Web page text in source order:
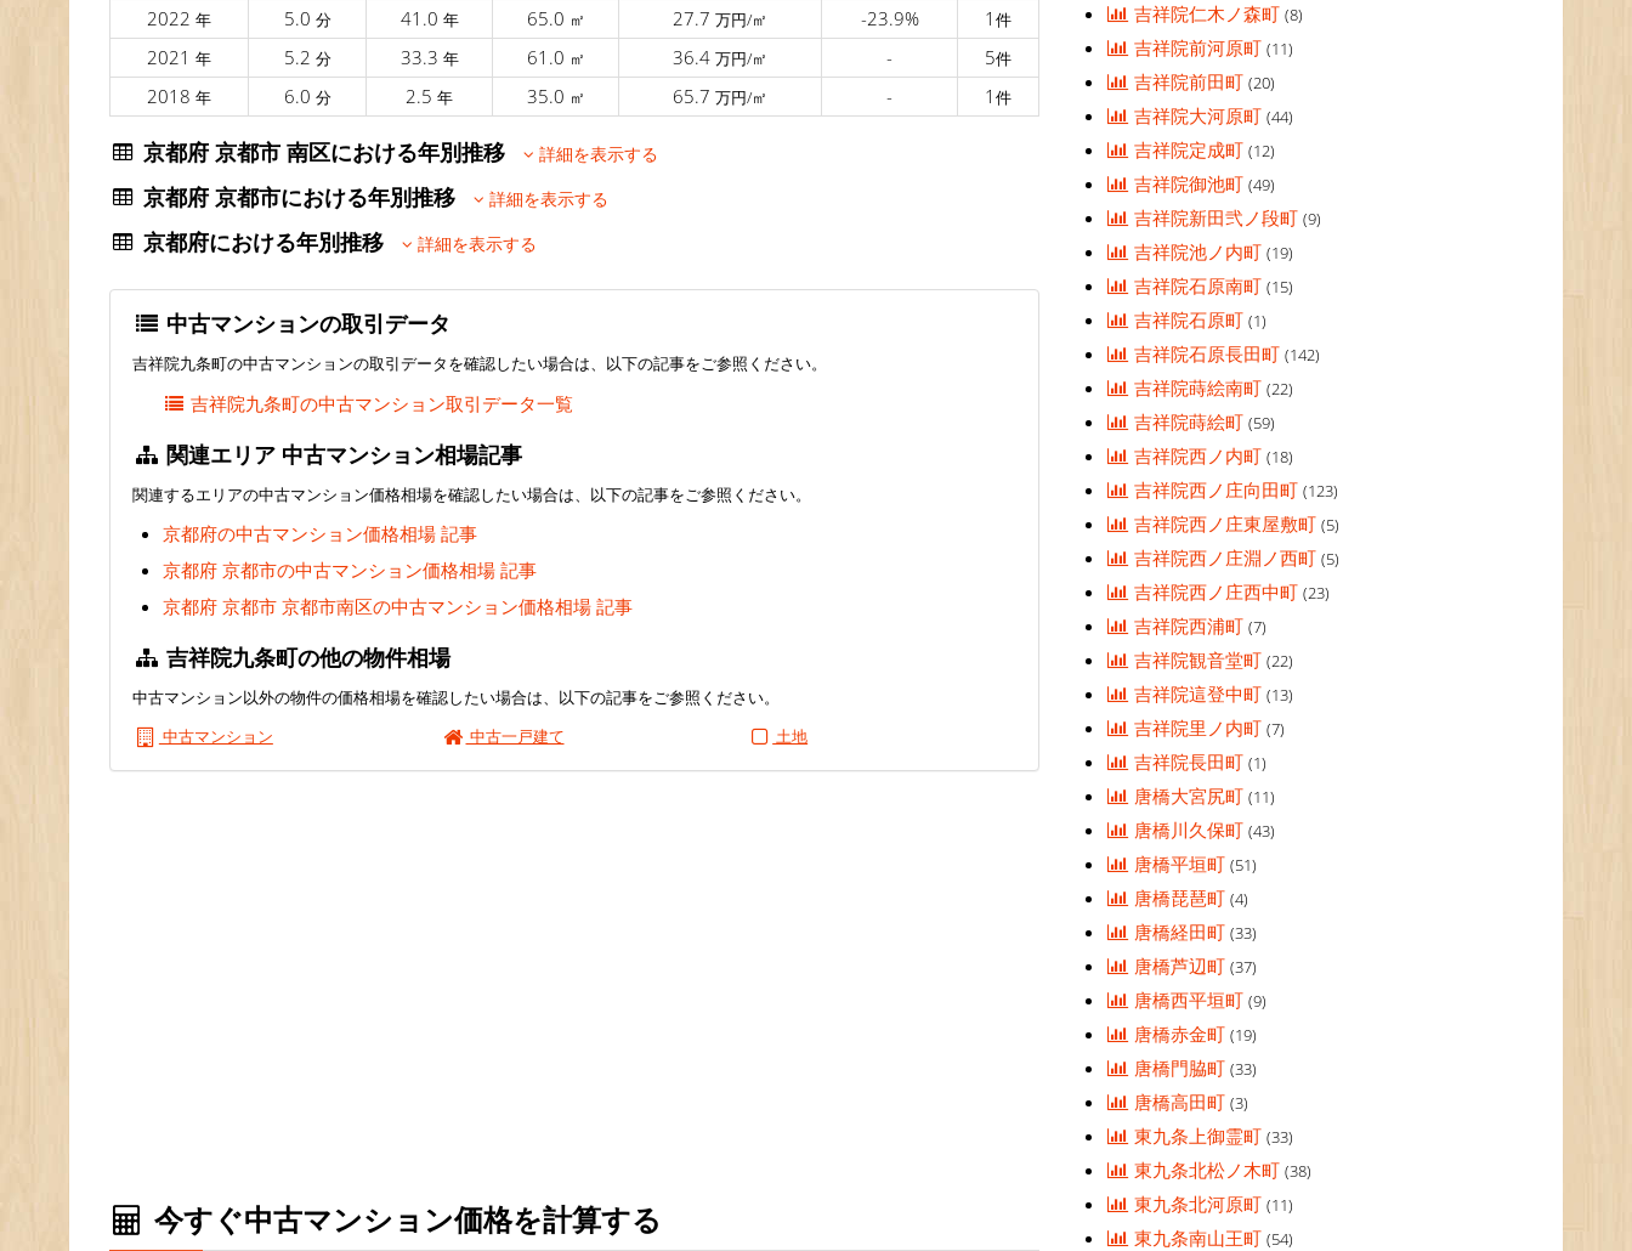
2022 年 5.0 分 41.0 年 65.0 ㎡ 27.7 万円/㎡ -23.9% 1 件
2021 年 5.2 分 33.3 年 61.0 ㎡ 36.4 万円/㎡ - 5件
2018 年 6.0 分 2.5 年 35.0 ㎡ 65.7 万円/㎡ - 1 件
京都府 京都市 南区における年別推移 詳細を表示する
京都府 京都市における年別推移 詳細を表示する
京都府における年別推移 詳細を表示する
中古マンションの取引データ
吉祥院九条町の中古マンションの取引データを確認したい場合は、以下の記事をご参照ください。
吉祥院九条町の中古マンション取引データ一覧
関連エリア 中古マンション相場記事
関連するエリアの中古マンション価格相場を確認したい場合は、以下の記事をご参照ください。
京都府の中古マンション価格相場 記事
京都府 京都市の中古マンション価格相場 記事
京都府 京都市 京都市南区の中古マンション価格相場 記事
吉祥院九条町の他の物件相場
中古マンション以外の物件の価格相場を確認したい場合は、以下の記事をご参照ください。
中古マンション
中古一戸建て 土地
今すぐ中古マンション価格を計算する
吉祥院仁木ノ森町(8)
吉祥院前河原町(11)
吉祥院前田町(20)
吉祥院大河原町(44)
吉祥院定成町(12)
吉祥院御池町(49)
吉祥院新田弐ノ段町(9)
吉祥院池ノ内町(19)
吉祥院石原南町(15)
吉祥院石原町(1)
吉祥院石原長田町(142)
吉祥院蒔絵南町(22)
吉祥院蒔絵町(59)
吉祥院西ノ内町(18)
吉祥院西ノ庄向田町(123)
吉祥院西ノ庄東屋敷町(5)
吉祥院西ノ庄淵ノ西町(5)
吉祥院西ノ庄西中町(23)
吉祥院西浦町(7)
吉祥院観音堂町(22)
吉祥院這登中町(13)
吉祥院里ノ内町(7)
吉祥院長田町(1)
唐橋大宮尻町(11)
唐橋川久保町(43)
唐橋平垣町(51)
唐橋琵琶町(4)
唐橋経田町(33)
唐橋芦辺町(37)
唐橋西平垣町(9)
唐橋赤金町(19)
唐橋門脇町(33)
唐橋高田町(3)
東九条上御霊町(33)
東九条北松ノ木町(38)
東九条北河原町(11)
東九条南山王町(54)